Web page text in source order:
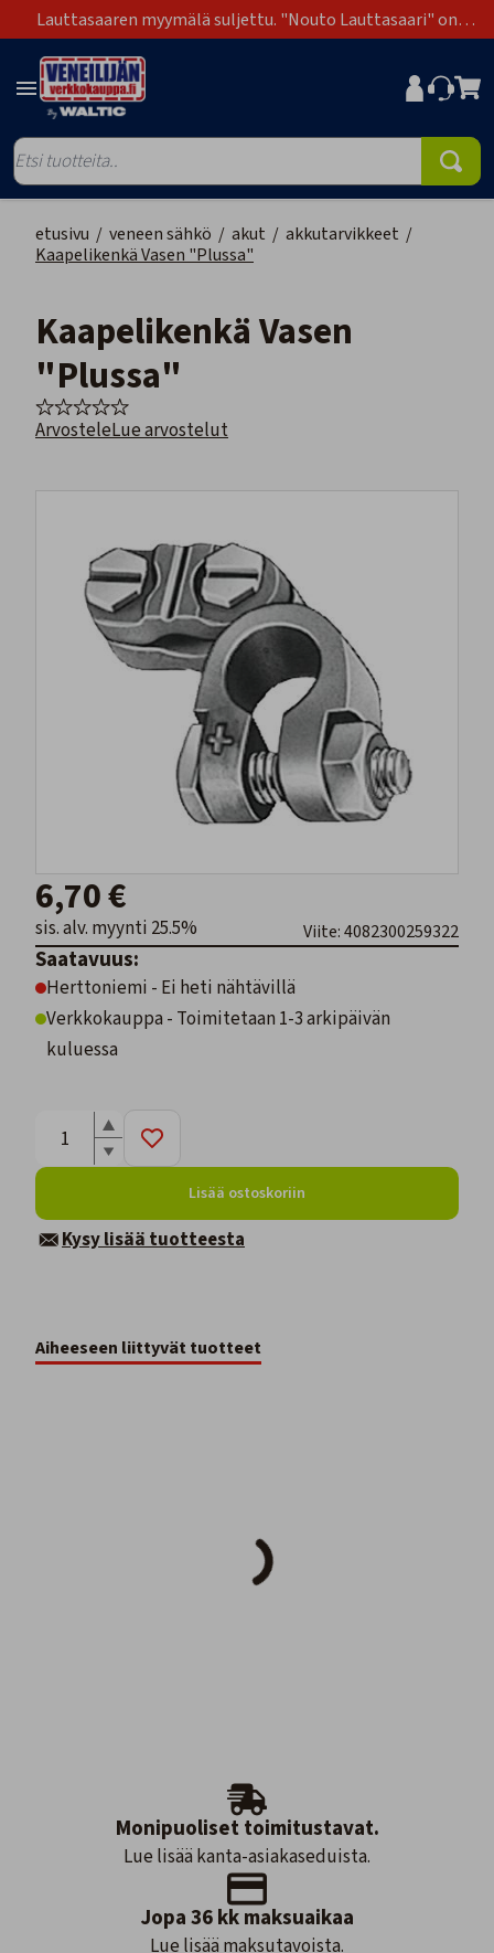
Lauttasaaren myymälä suljettu. "Nouto Lauttasaari" on
poistunut toimitustapavaihtoehdoista.
etusivu / veneen sähkö / akut / akkutarvikkeet /
Kaapelikenkä Vasen "Plussa"
Kaapelikenkä Vasen
"Plussa"
ArvosteleLue arvostelut
6,70 €
sis. alv. myynti 25.5% Viite: 4082300259322
Saatavuus:
Herttoniemi - Ei heti nähtävillä
Verkkokauppa - Toimitetaan 1-3 arkipäivän
kuluessa
Lisää ostoskoriin
Kysy lisää tuotteesta
Aiheeseen liittyvät tuotteet
Monipuoliset toimitustavat.
Lue lisää kanta-asiakaseduista.
Jopa 36 kk maksuaikaa
Lue lisää maksutavoista.